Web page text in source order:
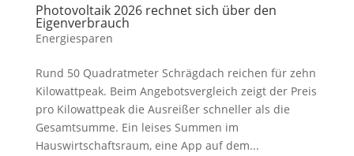
Photovoltaik 2026 rechnet sich über den
Eigenverbrauch
Energiesparen
Rund 50 Quadratmeter Schrägdach reichen für zehn
Kilowattpeak. Beim Angebotsvergleich zeigt der Preis
pro Kilowattpeak die Ausreißer schneller als die
Gesamtsumme. Ein leises Summen im
Hauswirtschaftsraum, eine App auf dem...